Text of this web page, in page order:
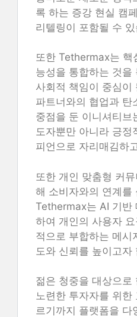
록 하는 증강 현실 캠
리텔링이 포함될 수
또한 Tethermax는 핵
능성을 통합하는 것을
사회적 책임이 중심이
파트너와의 협업과 탄
중점을 둔 이니셔티브
도자뿐만 아니라 긍정
피언으로 자리매김하
또한 개인 맞춤형 커
해 소비자와의 연계를
Tethermax는 AI 기반
하여 개인의 사용자
적으로 부합하는 메시
도와 신뢰를 높이고자
젊은 청중을 대상으로
노련한 투자자를 위한
르기까지 플랫폼을